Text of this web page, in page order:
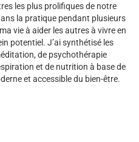
les plus prolifiques de notre
la pratique pendant plusieurs
vie à aider les autres à vivre en
potentiel. J’ai synthétisé les
de psychothérapie
et de nutrition à base de
et accessible du bien-être.